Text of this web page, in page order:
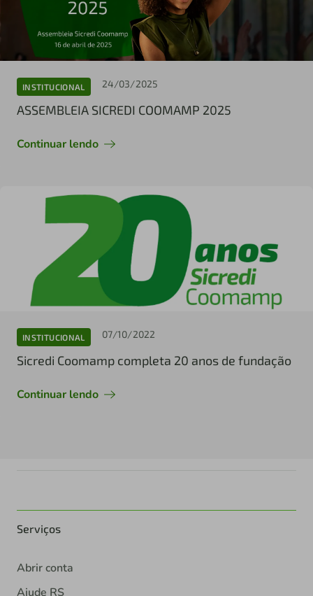
INSTITUCIONAL 24/03/2025
ASSEMBLEIA SICREDI COOMAMP 2025
Continuar lendo
INSTITUCIONAL 07/10/2022
Sicredi Coomamp completa 20 anos de fundação
Continuar lendo
Serviços
Abrir conta
Ajude RS